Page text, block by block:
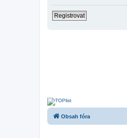
Registrovat
Obsah fóra